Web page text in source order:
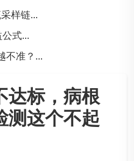
样链...
式...
不准？...
达标，病根
测这个不起